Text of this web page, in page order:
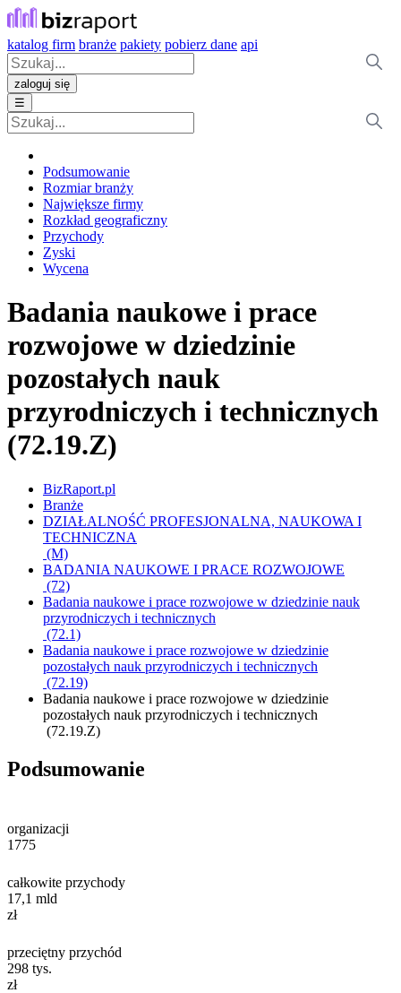
katalog firm branże pakiety pobierz dane api
zaloguj się
☰
Podsumowanie
Rozmiar branży
Największe firmy
Rozkład geograficzny
Przychody
Zyski
Wycena
Badania naukowe i prace
rozwojowe w dziedzinie
pozostałych nauk
przyrodniczych i technicznych
(72.19.Z)
BizRaport.pl
Branże
DZIAŁALNOŚĆ PROFESJONALNA, NAUKOWA I
TECHNICZNA
(M)
BADANIA NAUKOWE I PRACE ROZWOJOWE
(72)
Badania naukowe i prace rozwojowe w dziedzinie nauk
przyrodniczych i technicznych
(72.1)
Badania naukowe i prace rozwojowe w dziedzinie
pozostałych nauk przyrodniczych i technicznych
(72.19)
Badania naukowe i prace rozwojowe w dziedzinie
pozostałych nauk przyrodniczych i technicznych
(72.19.Z)
Podsumowanie
organizacji
1775
całkowite przychody
17,1 mld
zł
przeciętny przychód
298 tys.
zł